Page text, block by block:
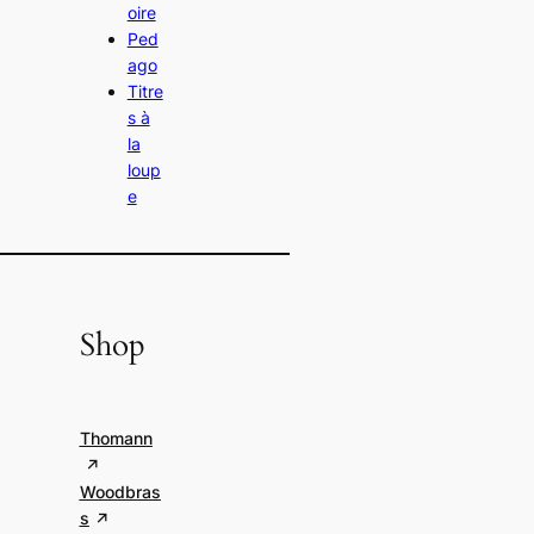
oire
Ped
ago
Titre
s à
la
loup
e
Shop
Thomann
Woodbras
s